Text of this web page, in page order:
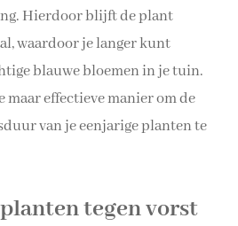
Hierdoor blijft de plant
waardoor je langer kunt
blauwe bloemen in je tuin.
maar effectieve manier om de
van je eenjarige planten te
tegen vorst